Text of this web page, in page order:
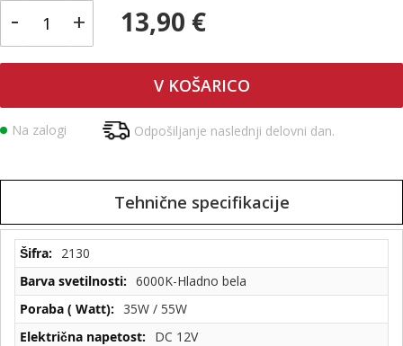
- + 13,90 €
V KOŠARICO
Na zalogi Odpošiljanje naslednji delovni dan.
Tehnične specifikacije
Tehnične
specifikacije
2130
6000K-Hladno bela
35W / 55W
DC 12V